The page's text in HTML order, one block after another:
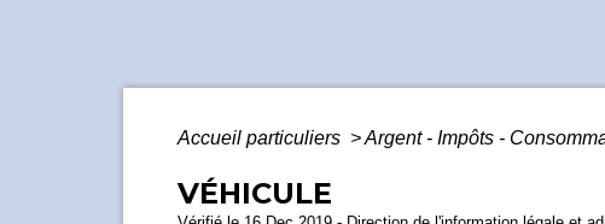
Accueil particuliers >Argent - Impôts -
VÉHICULE